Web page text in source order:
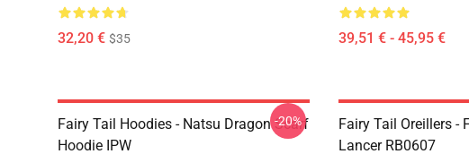
32,20 € $35 39,51 € - 45,95 €
Fairy Tail Hoodies - Natsu Dragon Scarf
Hoodie IPW
-20%
Fairy Tail Oreillers -
Lancer RB0607